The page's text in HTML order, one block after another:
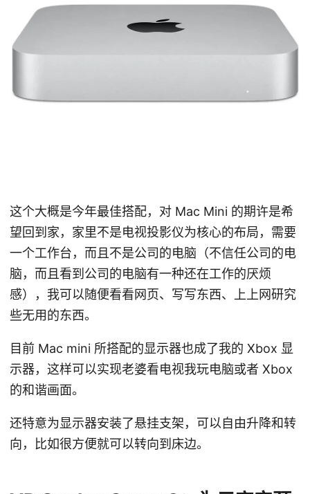
这个大概是今年最佳搭配，对 Mac Mini 的期许是希
望回到家，家里不是电视投影仪为核心的布局，需要
一个工作台，而且不是公司的电脑（不信任公司的电
脑，而且看到公司的电脑有一种还在工作的厌烦
感），我可以随便看看网页、写写东西、上上网研究
些无用的东西。
目前 Mac mini 所搭配的显示器也成了我的 Xbox 显
示器，这样可以实现老婆看电视我玩电脑或者 Xbox
的和谐画面。
还特意为显示器安装了悬挂支架，可以自由升降和转
向，比如很方便就可以转向到床边。